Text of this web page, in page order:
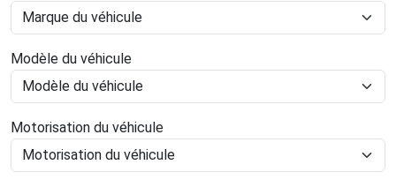
Modèle du véhicule
Motorisation du véhicule